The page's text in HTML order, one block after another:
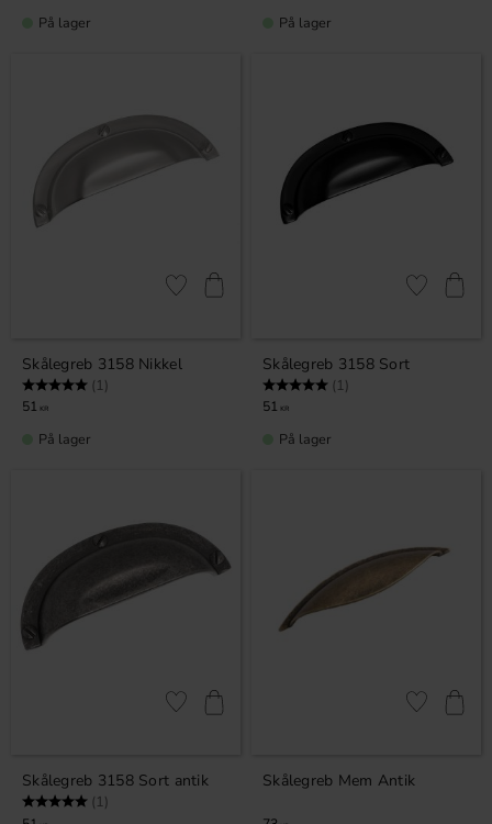
På lager På lager
Skålegreb 3158 Nikkel
Vurdering: (1)
51 KR
Gem som favorit
På lager
Skålegreb 3158 Sort
Vurdering: (1)
51 KR
Gem som
På lager
Skålegreb 3158 Sort antik
Vurdering: (1)
Gem som favorit
Skålegreb Mem Antik
Gem som